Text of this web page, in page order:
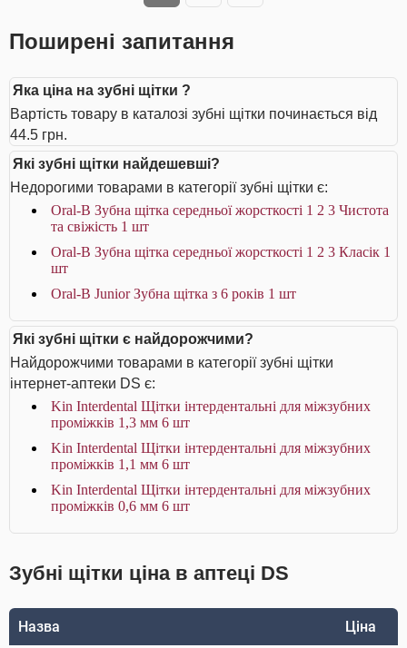
Поширені запитання
Яка ціна на зубні щітки ?
Вартість товару в каталозі зубні щітки починається від
44.5 грн.
Які зубні щітки найдешевші?
Недорогими товарами в категорії зубні щітки є:
Oral-B Зубна щітка середньої жорсткості 1 2 3 Чистота
та свіжість 1 шт
Oral-B Зубна щітка середньої жорсткості 1 2 3 Класік 1
шт
Oral-B Junior Зубна щітка з 6 років 1 шт
Які зубні щітки є найдорожчими?
Найдорожчими товарами в категорії зубні щітки
інтернет-аптеки DS є:
Kin Interdental Щітки інтердентальні для міжзубних
проміжків 1,3 мм 6 шт
Kin Interdental Щітки інтердентальні для міжзубних
проміжків 1,1 мм 6 шт
Kin Interdental Щітки інтердентальні для міжзубних
проміжків 0,6 мм 6 шт
Зубні щітки ціна в аптеці DS
Назва Ціна